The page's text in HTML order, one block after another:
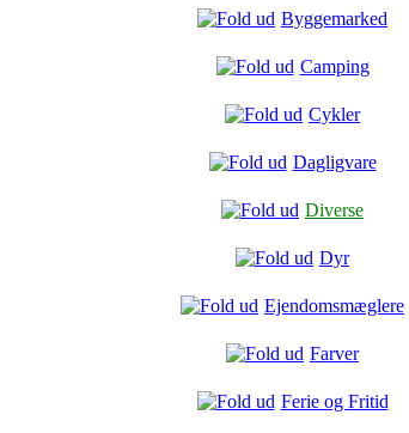
Byggemarked
Camping
Cykler
Dagligvare
Diverse
Dyr
Ejendomsmæglere
Farver
Ferie og Fritid